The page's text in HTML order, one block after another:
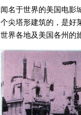
闻名于世界的美国电
个尖塔形建筑的，是好
世界各地及美国各州的